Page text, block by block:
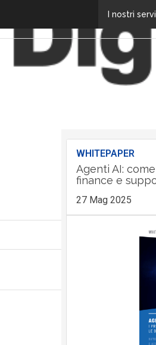
I nostri
WHITEPAPER
Agenti AI:
finance e
27 Mag 2025